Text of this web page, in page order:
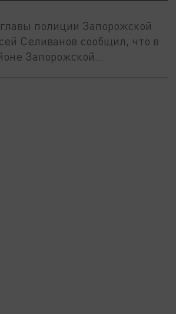
полиции Запорожской
Селиванов сообщил, что в
Запорожской...